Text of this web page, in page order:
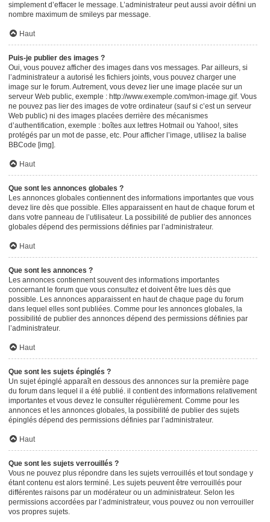
simplement d’effacer le message. L’administrateur peut aussi avoir défini un
nombre maximum de smileys par message.
Haut
Puis-je publier des images ?
Oui, vous pouvez afficher des images dans vos messages. Par ailleurs, si
l’administrateur a autorisé les fichiers joints, vous pouvez charger une
image sur le forum. Autrement, vous devez lier une image placée sur un
serveur Web public, exemple : http://www.exemple.com/mon-image.gif. Vous
ne pouvez pas lier des images de votre ordinateur (sauf si c’est un serveur
Web public) ni des images placées derrière des mécanismes
d’authentification, exemple : boîtes aux lettres Hotmail ou Yahoo!, sites
protégés par un mot de passe, etc. Pour afficher l’image, utilisez la balise
BBCode [img].
Haut
Que sont les annonces globales ?
Les annonces globales contiennent des informations importantes que vous
devez lire dès que possible. Elles apparaissent en haut de chaque forum et
dans votre panneau de l’utilisateur. La possibilité de publier des annonces
globales dépend des permissions définies par l’administrateur.
Haut
Que sont les annonces ?
Les annonces contiennent souvent des informations importantes
concernant le forum que vous consultez et doivent être lues dès que
possible. Les annonces apparaissent en haut de chaque page du forum
dans lequel elles sont publiées. Comme pour les annonces globales, la
possibilité de publier des annonces dépend des permissions définies par
l’administrateur.
Haut
Que sont les sujets épinglés ?
Un sujet épinglé apparaît en dessous des annonces sur la première page
du forum dans lequel il a été publié. il contient des informations relativement
importantes et vous devez le consulter régulièrement. Comme pour les
annonces et les annonces globales, la possibilité de publier des sujets
épinglés dépend des permissions définies par l’administrateur.
Haut
Que sont les sujets verrouillés ?
Vous ne pouvez plus répondre dans les sujets verrouillés et tout sondage y
étant contenu est alors terminé. Les sujets peuvent être verrouillés pour
différentes raisons par un modérateur ou un administrateur. Selon les
permissions accordées par l’administrateur, vous pouvez ou non verrouiller
vos propres sujets.